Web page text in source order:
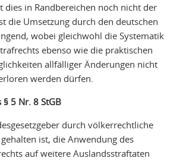
dies in Randbereichen noch nicht der
die Umsetzung durch den deutschen
wobei gleichwohl die Systematik
ebenso wie die praktischen
allfälliger Änderungen nicht
werden dürfen.
5 Nr. 8 StGB
durch völkerrechtliche
ist, die Anwendung des
auf weitere Auslandsstraftaten